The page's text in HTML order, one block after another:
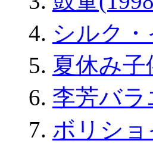
シルク・
夏休み子
李芳バラ
ボリショ